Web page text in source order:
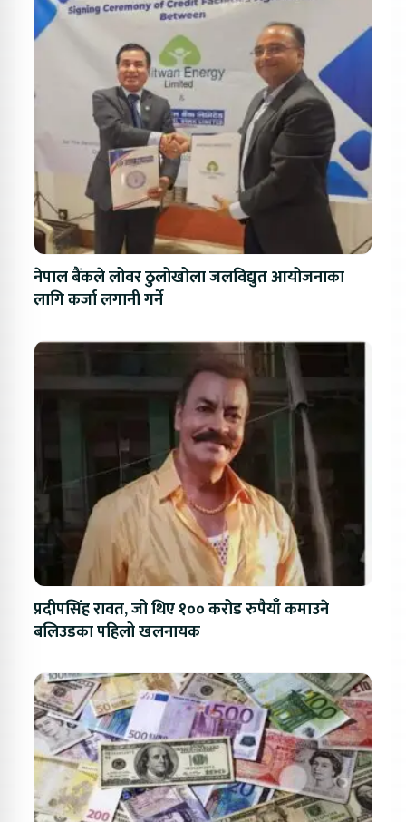
नेपाल बैंकले लोवर ठुलोखोला जलविद्युत आयोजनाका
लागि कर्जा लगानी गर्ने
प्रदीपसिंह रावत, जो थिए १०० करोड रुपैयाँ कमाउने
बलिउडका पहिलो खलनायक